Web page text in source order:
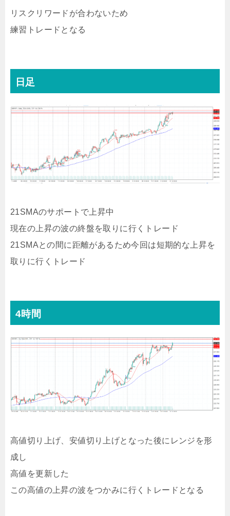
リスクリワードが合わないため
練習トレードとなる
日足
21SMAのサポートで上昇中
現在の上昇の波の終盤を取りに行くトレード
21SMAとの間に距離があるため今回は短期的な上昇を
取りに行くトレード
4時間
高値切り上げ、安値切り上げとなった後にレンジを形
成し
高値を更新した
この高値の上昇の波をつかみに行くトレードとなる